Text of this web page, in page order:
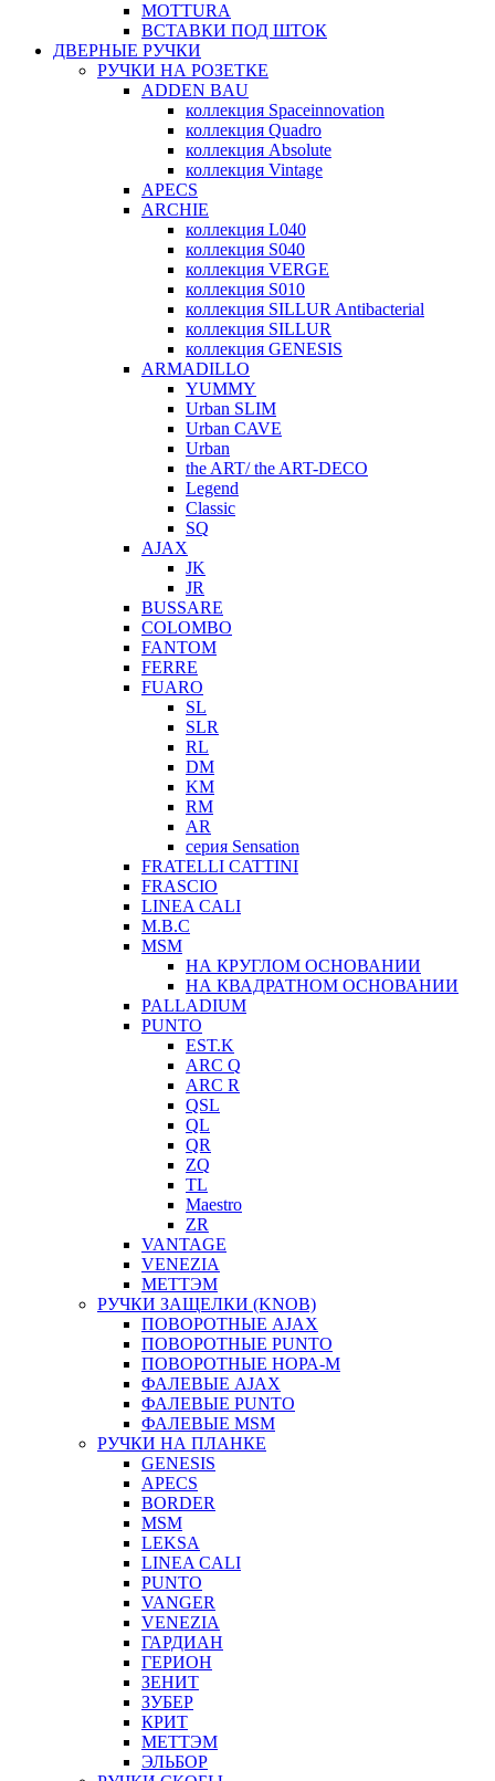
MOTTURA
ВСТАВКИ ПОД ШТОК
ДВЕРНЫЕ РУЧКИ
РУЧКИ НА РОЗЕТКЕ
ADDEN BAU
коллекция Spaceinnovation
коллекция Quadro
коллекция Absolute
коллекция Vintage
APECS
ARCHIE
коллекция L040
коллекция S040
коллекция VERGE
коллекция S010
коллекция SILLUR Antibacterial
коллекция SILLUR
коллекция GENESIS
ARMADILLO
YUMMY
Urban SLIM
Urban CAVE
Urban
the ART/ the ART-DECO
Legend
Classic
SQ
AJAX
JK
JR
BUSSARE
COLOMBO
FANTOM
FERRE
FUARO
SL
SLR
RL
DM
KM
RM
AR
серия Sensation
FRATELLI CATTINI
FRASCIO
LINEA CALI
M.B.C
MSM
НА КРУГЛОМ ОСНОВАНИИ
НА КВАДРАТНОМ ОСНОВАНИИ
PALLADIUM
PUNTO
EST.K
ARC Q
ARC R
QSL
QL
QR
ZQ
TL
Maestro
ZR
VANTAGE
VENEZIA
МЕТТЭМ
РУЧКИ ЗАЩЕЛКИ (KNOB)
ПОВОРОТНЫЕ AJAX
ПОВОРОТНЫЕ PUNTO
ПОВОРОТНЫЕ НОРА-М
ФАЛЕВЫЕ AJAX
ФАЛЕВЫЕ PUNTO
ФАЛЕВЫЕ MSM
РУЧКИ НА ПЛАНКЕ
GENESIS
APECS
BORDER
MSM
LEKSA
LINEA CALI
PUNTO
VANGER
VENEZIA
ГАРДИАН
ГЕРИОН
ЗЕНИТ
ЗУБЕР
КРИТ
МЕТТЭМ
ЭЛЬБОР